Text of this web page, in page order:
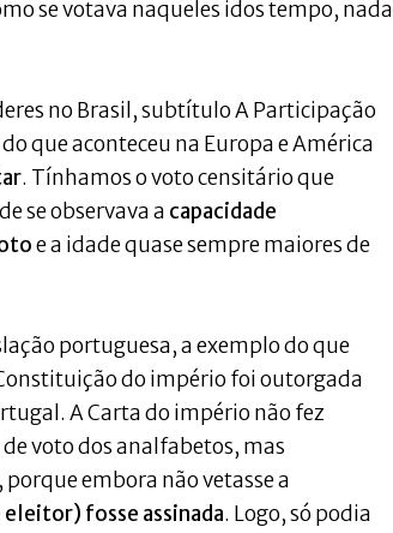
se votava naqueles idos tempo, nada
no Brasil, subtítulo A Participação
que aconteceu na Europa e América
. Tínhamos o voto censitário que
se observava a capacidade
e a idade quase sempre maiores de
portuguesa, a exemplo do que
do império foi outorgada
A Carta do império não fez
voto dos analfabetos, mas
embora não vetasse a
fosse assinada. Logo, só podia